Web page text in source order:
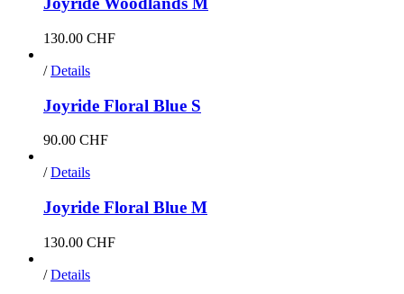
130.00 CHF
/ Details
Joyride Floral Blue S
90.00 CHF
/ Details
Joyride Floral Blue M
130.00 CHF
/ Details